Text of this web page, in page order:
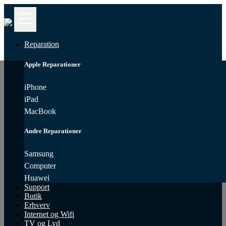
Reparation
Apple Reparationer
iPhone
iPad
MacBook
Andre Reparationer
Samsung
Computer
Huawei
Support
Butik
Erhverv
Internet og Wifi
TV og Lyd
Kontakt
iPhone
Reparation
Reparation
Reparation
Huawei
Reparation